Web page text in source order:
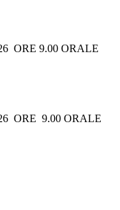
ORE 9.00 ORALE
ORE 9.00 ORALE